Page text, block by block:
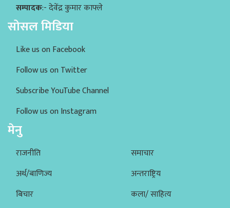
सम्पादक:- देवेंद्र कुमार काफ्ले
सोसल मिडिया
Like us on Facebook
Follow us on Twitter
Subscribe YouTube Channel
Follow us on Instagram
मेनु
राजनीति
अर्थ/बाणिज्य
बिचार
समाचार
अन्तराष्ट्रिय
कला/ साहित्य